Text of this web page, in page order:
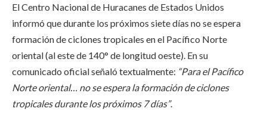
El Centro Nacional de Huracanes de Estados Unidos
informó que durante los próximos siete días no se espera
formación de ciclones tropicales en el Pacífico Norte
oriental (al este de 140° de longitud oeste). En su
comunicado oficial señaló textualmente: “Para el Pacífico
Norte oriental… no se espera la formación de ciclones
tropicales durante los próximos 7 días”.